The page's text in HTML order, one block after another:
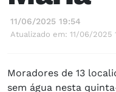
11/06/2025 19:54
Atualizado em: 11/06/2025
Moradores de 13
sem água nesta